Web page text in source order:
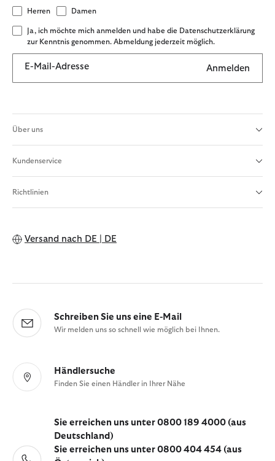
Herren Damen
Ja, ich möchte mich anmelden und habe die Datenschutzerklärung
zur Kenntnis genommen. Abmeldung jederzeit möglich.
E-Mail-Adresse Anmelden
Über uns
Kundenservice
Richtlinien
Versand nach DE | DE
Schreiben Sie uns eine E-Mail
Wir melden uns so schnell wie möglich bei Ihnen.
Händlersuche
Finden Sie einen Händler in Ihrer Nähe
Sie erreichen uns unter 0800 189 4000 (aus
Deutschland)
Sie erreichen uns unter 0800 404 454 (aus